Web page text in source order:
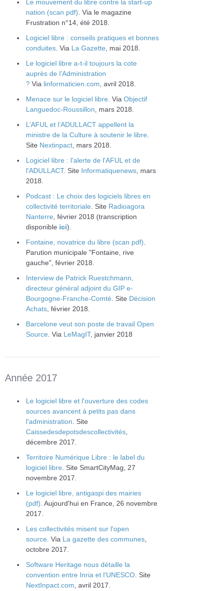
Le mouvement du libre contre la start-up
nation (scan pdf) . Via le magazine
Frustration n°14, été 2018.
Logiciel libre : conseils pratiques et bonnes
conduites . Via La Gazette , mai 2018.
Le logiciel libre a-t-il toujours la cote
auprès de l’Administration
? Via linformaticien.com , avril 2018.
Menace sur le logiciel libre . Via Objectif
Languedoc-Roussillon , mars 2018.
L’AFUL et l’ADULLACT appellent la
ministre de la Culture à soutenir le libre
Site Nextinpact , mars 2018.
Logiciel libre : l'alerte de l'AFUL et de
l'ADULLACT. Site Informatiquenews , mars
2018.
Podcast : Le choix des logiciels libres en
collectivité territoriale . Site Radioagora
Nanterre , février 2018 (transcription
disponible ici).
Fontaine, novatrice du libre (scan pdf)
Parution municipale "Fontaine, rive
gauche", février 2018.
Interview de Patrick Ruestchmann,
directeur général adjoint du GIP e-
Bourgogne-Franche-Comté . Site Décision
Achats , février 2018.
Barcelone veut son poste de travail Open
Source . Via LeMagIT, janvier 2018
Année 2017
Le logiciel libre et l'ouverture des codes
sources avancent à petits pas dans
l'administration . Site
Caissedesdepotsdescollectivités
décembre 2017.
Territoire Numérique Libre : le label du
logiciel libre . Site SmartCityMag, 27
novembre 2017.
Le logiciel libre, antigaspi des mairies
(pdf) . Aujourd'hui en France, 26 novembre
2017.
Les collectivités misent sur l'open
source . Via La gazette des communes
octobre 2017.
Software Heritage nous détaille la
convention entre Inria et l'UNESCO . Site
NextInpact.com , avril 2017.